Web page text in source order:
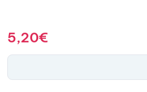
5,20€